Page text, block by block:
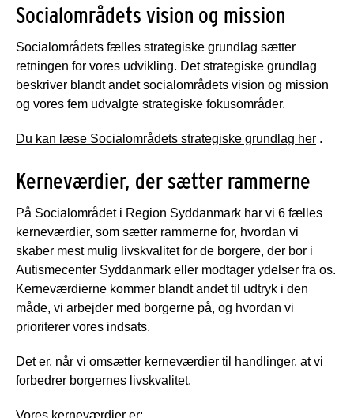
Socialområdets vision og mission
Socialområdets fælles strategiske grundlag sætter
retningen for vores udvikling. Det strategiske grundlag
beskriver blandt andet socialområdets vision og mission
og vores fem udvalgte strategiske fokusområder.
Du kan læse Socialområdets strategiske grundlag her .
Kerneværdier, der sætter rammerne
På Socialområdet i Region Syddanmark har vi 6 fælles
kerneværdier, som sætter rammerne for, hvordan vi
skaber mest mulig livskvalitet for de borgere, der bor i
Autismecenter Syddanmark eller modtager ydelser fra os.
Kerneværdierne kommer blandt andet til udtryk i den
måde, vi arbejder med borgerne på, og hvordan vi
prioriterer vores indsats.
Det er, når vi omsætter kerneværdier til handlinger, at vi
forbedrer borgernes livskvalitet.
Vores kerneværdier er: